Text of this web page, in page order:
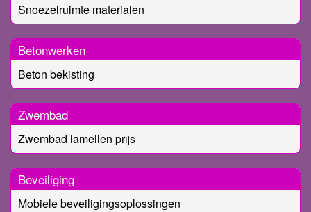
Snoezelruimte materialen
Betonwerken
Beton bekisting
Zwembad
Zwembad lamellen prijs
Beveiliging
Mobiele beveiligingsoplossingen